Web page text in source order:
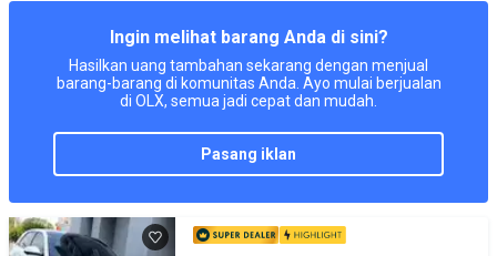
Ingin melihat barang Anda di sini?
Hasilkan uang tambahan sekarang dengan menjual
barang-barang di komunitas Anda. Ayo mulai berjualan
di OLX, semua jadi cepat dan mudah.
pasang iklan